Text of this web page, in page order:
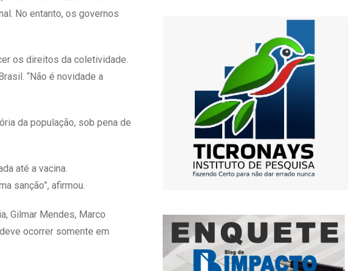
No entanto, os governos
os direitos da coletividade.
“Não é novidade a
da população, sob pena de
até a vacina.
sanção”, afirmou.
Gilmar Mendes, Marco
ocorrer somente em